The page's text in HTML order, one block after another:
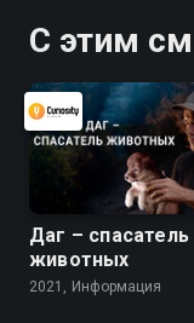
С этим
Даг – спасатель
животных
2021, Информация